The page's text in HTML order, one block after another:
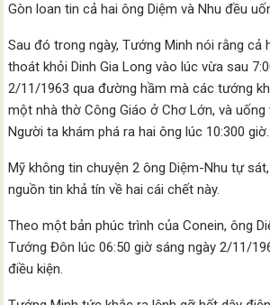
Gòn loan tin cả hai ông Diệm và Nhu đều
Sau đó trong ngày, Tướng Minh nói rằng cả
thoát khỏi Dinh Gia Long vào lúc vừa sau
2/11/1963 qua đường hầm mà các tướng
một nhà thờ Công Giáo ở Chơ Lớn, và
Người ta khám phá ra hai ông lúc 10:300 giờ.
Mỹ không tin chuyện 2 ông Diệm-Nhu tự
nguồn tin khả tín về hai cái chết này.
Theo một bản phúc trình của Conein, ông
Tướng Đôn lúc 06:50 giờ sáng ngày 2/11/
điều kiện.